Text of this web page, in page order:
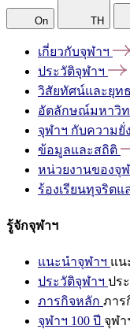
On TH
เกี่ยวกับจุฬาฯ
ประวัติจุฬาฯ
วิสัยทัศน์และยุท
อัตลักษณ์มหาวิท
จุฬาฯ กับความยั่
ข้อมูลและสถิติ
หน่วยงานของจุ
ร้องเรียนทุจริต
รู้จักจุฬาฯ
แนะนำจุฬาฯ แน
ประวัติจุฬาฯ ปร
ภารกิจหลัก ภาร
จุฬาฯ 100 ปี จุฬา